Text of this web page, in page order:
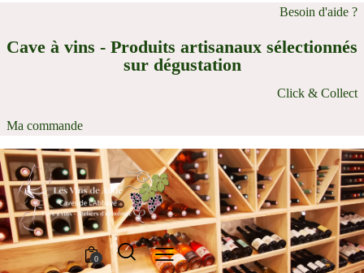
Besoin d'aide ?
Cave à vins - Produits artisanaux sélectionnés
sur dégustation
Click & Collect
Ma commande
0